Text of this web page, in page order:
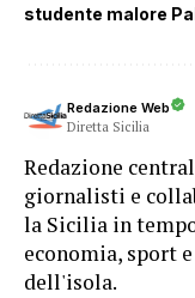
studente malore
Redazione Web
Diretta Sicilia
Redazione
giornalisti e
la Sicilia in
economia, sport
dell'isola.